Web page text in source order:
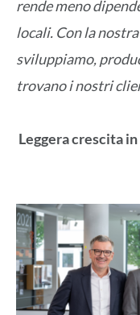
rende meno
locali. Con la
sviluppiamo,
trovano i nostri
Leggera crescita